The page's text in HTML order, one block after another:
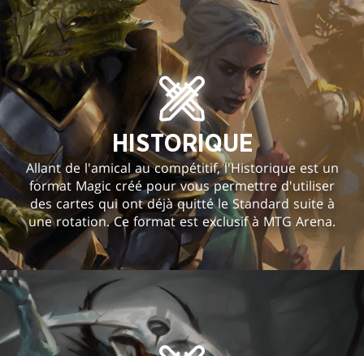
HISTORIQUE
Allant de l'amical au compétitif, l'Historique est un
format Magic créé pour vous permettre d'utiliser
des cartes qui ont déjà quitté le Standard suite à
une rotation. Ce format est exclusif à MTG Arena.